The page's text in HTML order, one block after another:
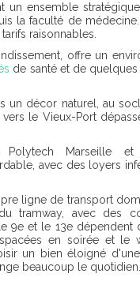
un ensemble
la faculté de
raisonnables.
offre un
de santé et de
un décor naturel, au
le Vieux-Port
Marseille et
avec des loyers
ligne de transport
avec des
9e et le 13e dépendent
en soirée et le
un bien éloigné
beaucoup le quotidien.